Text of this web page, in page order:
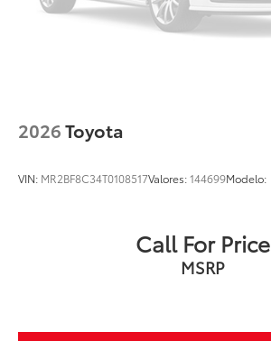
2026Toyota
VIN: MR2BF8C34T0108517Valores:144699Modelo:
Call For Price
MSRP